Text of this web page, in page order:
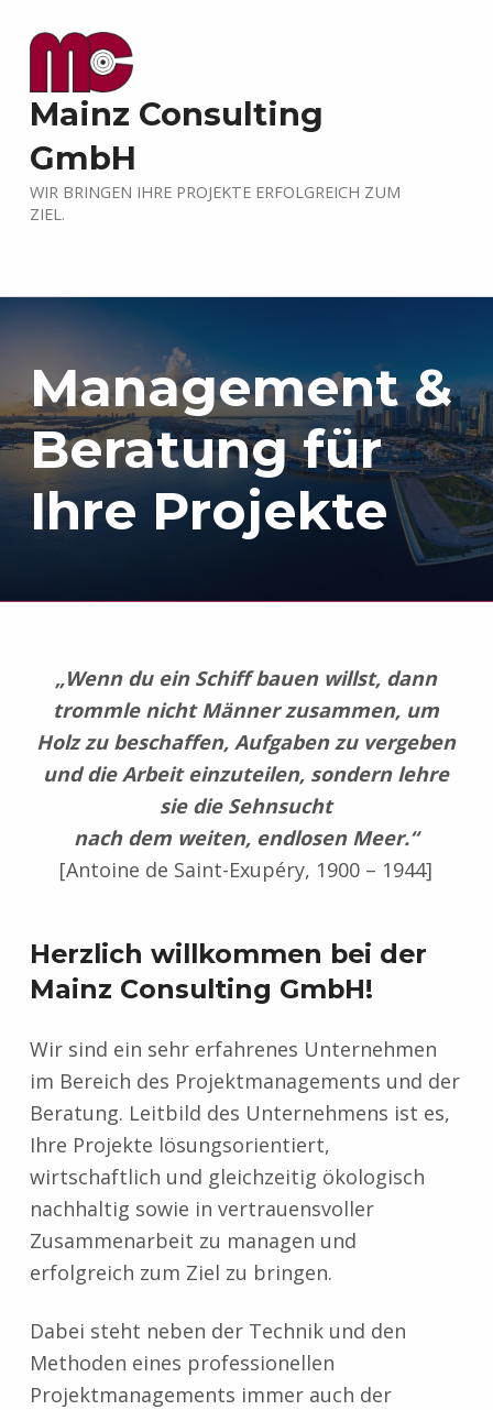
Mainz Consulting
GmbH
WIR BRINGEN IHRE PROJEKTE ERFOLGREICH ZUM
ZIEL.
Management &
Beratung für
Ihre Projekte
„Wenn du ein Schiff bauen willst, dann
trommle nicht Männer zusammen, um
Holz zu beschaffen, Aufgaben zu vergeben
und die Arbeit einzuteilen, sondern lehre
sie die Sehnsucht
nach dem weiten, endlosen Meer.“
[Antoine de Saint-Exupéry, 1900 – 1944]
Herzlich willkommen bei der
Mainz Consulting GmbH!
Wir sind ein sehr erfahrenes Unternehmen
im Bereich des Projektmanagements und der
Beratung. Leitbild des Unternehmens ist es,
Ihre Projekte lösungsorientiert,
wirtschaftlich und gleichzeitig ökologisch
nachhaltig sowie in vertrauensvoller
Zusammenarbeit zu managen und
erfolgreich zum Ziel zu bringen.
Dabei steht neben der Technik und den
Methoden eines professionellen
Projektmanagements immer auch der